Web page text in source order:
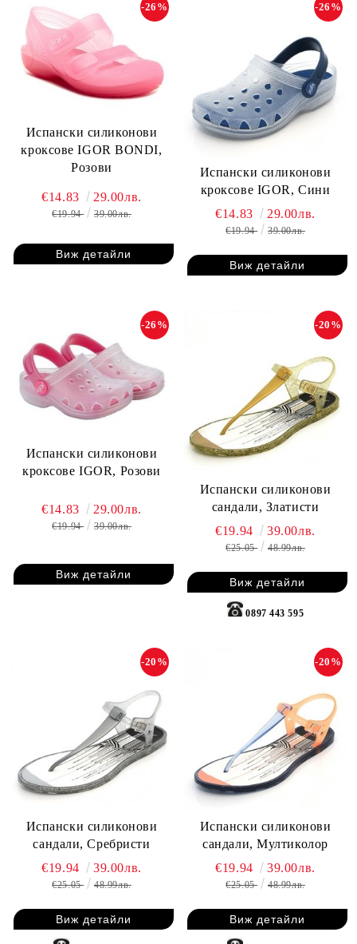
Испански силиконови
кроксове IGOR BONDI,
Розови
-26%
€14.83 29.00лв.
€19.94 39.00лв.
Виж детайли
Испански силиконови
кроксове IGOR, Сини
-26%
€14.83 29.00лв.
€19.94 39.00лв.
Виж детайли
Испански силиконови
кроксове IGOR, Розови
-26%
€14.83 29.00лв.
€19.94 39.00лв.
Виж детайли
Испански силиконови
сандали, Златисти
-20%
€19.94 39.00лв.
€25.05 48.99лв.
Виж детайли
0897 443 595
Испански силиконови
сандали, Сребристи
-20%
€19.94 39.00лв.
€25.05 48.99лв.
Виж детайли
Испански силиконови
сандали, Мултиколор
-20%
€19.94 39.00лв.
€25.05 48.99лв.
Виж детайли